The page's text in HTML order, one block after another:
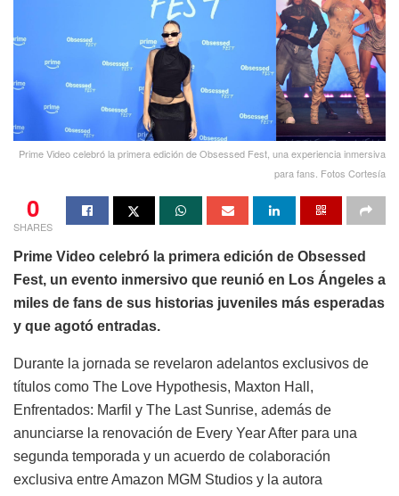
Prime Video celebró la primera edición de Obsessed Fest, una experiencia inmersiva
para fans. Fotos Cortesía
0
SHARES
Prime Video celebró la primera edición de Obsessed
Fest, un evento inmersivo que reunió en Los Ángeles a
miles de fans de sus historias juveniles más esperadas
y que agotó entradas.
Durante la jornada se revelaron adelantos exclusivos de
títulos como The Love Hypothesis, Maxton Hall,
Enfrentados: Marfil y The Last Sunrise, además de
anunciarse la renovación de Every Year After para una
segunda temporada y un acuerdo de colaboración
exclusiva entre Amazon MGM Studios y la autora